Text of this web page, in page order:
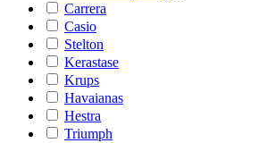
Carrera
Casio
Stelton
Kerastase
Krups
Havaianas
Hestra
Triumph